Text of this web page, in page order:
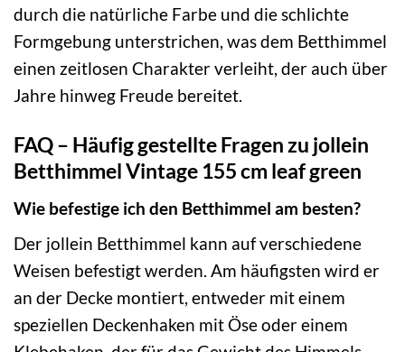
durch die natürliche Farbe und die schlichte
Formgebung unterstrichen, was dem Betthimmel
einen zeitlosen Charakter verleiht, der auch über
Jahre hinweg Freude bereitet.
FAQ – Häufig gestellte Fragen zu jollein
Betthimmel Vintage 155 cm leaf green
Wie befestige ich den Betthimmel am besten?
Der jollein Betthimmel kann auf verschiedene
Weisen befestigt werden. Am häufigsten wird er
an der Decke montiert, entweder mit einem
speziellen Deckenhaken mit Öse oder einem